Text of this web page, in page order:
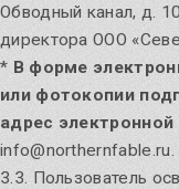
Обводный канал, д.
директора ООО
* В форме
или фотокопии
адрес
info@northernfable.ru.
3.3. Пользователь